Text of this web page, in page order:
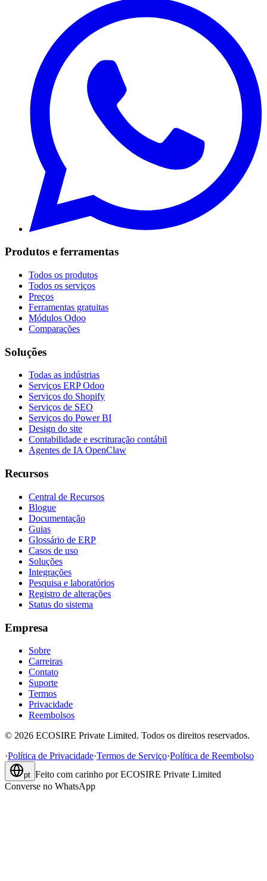
Produtos e ferramentas
Todos os produtos
Todos os serviços
Preços
Ferramentas gratuitas
Módulos Odoo
Comparações
Soluções
Todas as indústrias
Serviços ERP Odoo
Serviços do Shopify
Serviços de SEO
Serviços do Power BI
Design do site
Contabilidade e escrituração contábil
Agentes de IA OpenClaw
Recursos
Central de Recursos
Blogue
Documentação
Guias
Glossário de ERP
Casos de uso
Soluções
Integrações
Pesquisa e laboratórios
Registro de alterações
Status do sistema
Empresa
Sobre
Carreiras
Contato
Suporte
Termos
Privacidade
Reembolsos
© 2026 ECOSIRE Private Limited. Todos os direitos reservados.
·Política de Privacidade·Termos de Serviço·Política de Reembolso
pt Feito com carinho por ECOSIRE Private Limited
Converse no WhatsApp